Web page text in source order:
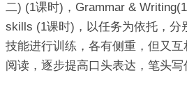
二) (1课时)，Grammar &
skills (1课时)，以任务为依托，分
技能进行训练，各有侧重，但又
阅读，逐步提高口头表达，笔头写